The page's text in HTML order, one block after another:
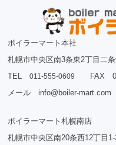
ボイラーマート本社
札幌市中央区南3条東2丁目二
TEL011-555-0609
FAX
メール info@boiler-mart.com
ボイラーマート札幌南店
札幌市中央区南20条西12丁目